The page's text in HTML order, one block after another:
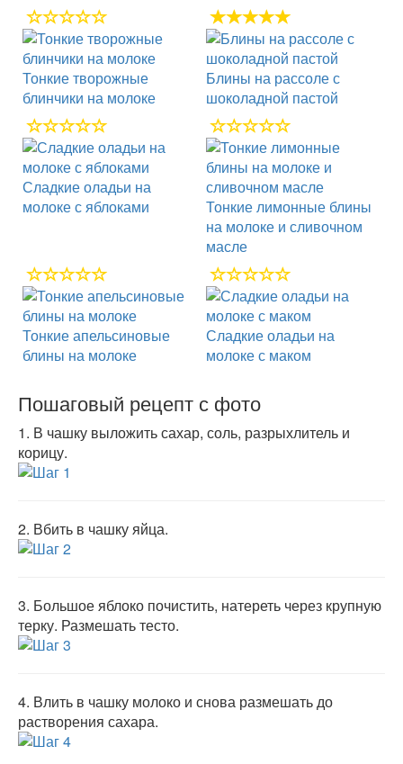
Тонкие творожные
блинчики на молоке
Блины на рассоле с
шоколадной пастой
Сладкие оладьи на
молоке с яблоками
Тонкие лимонные блины
на молоке и сливочном
масле
Тонкие апельсиновые
блины на молоке
Сладкие оладьи на
молоке с маком
Пошаговый рецепт с фото
1. В чашку выложить сахар, соль, разрыхлитель и
корицу.
2. Вбить в чашку яйца.
3. Большое яблоко почистить, натереть через крупную
терку. Размешать тесто.
4. Влить в чашку молоко и снова размешать до
растворения сахара.